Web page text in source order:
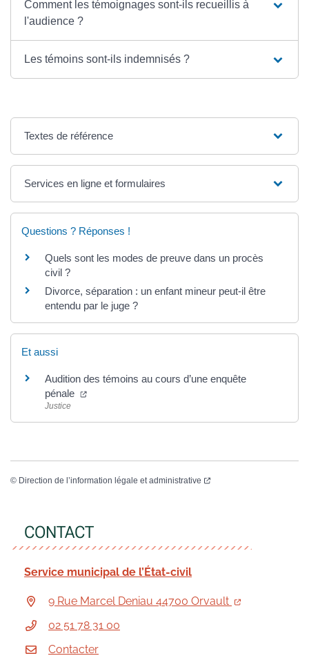
Comment les témoignages sont-ils recueillis à
l'audience ?
Les témoins sont-ils indemnisés ?
Textes de référence
Services en ligne et formulaires
Questions ? Réponses !
Quels sont les modes de preuve dans un procès
civil ?
Divorce, séparation : un enfant mineur peut-il être
entendu par le juge ?
Et aussi
Audition des témoins au cours d’une enquête
pénale
Justice
© Direction de l’information légale et administrative
CONTACT
Service municipal de l’État-civil
9 Rue Marcel Deniau 44700 Orvault
02 51 78 31 00
Contacter